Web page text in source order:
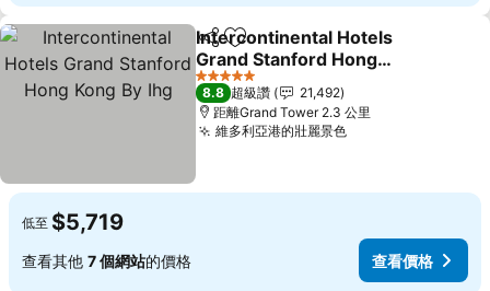
分享 加入我的最愛
Intercontinental Hotels
Grand Stanford Hong
Kong By Ihg
5 星級
8.8 超級讚
21,492
距離Grand Tower 2.3 公里
維多利亞港的壯麗景色
低至 $5,719
查看其他 7 個網站的價格 查看價格